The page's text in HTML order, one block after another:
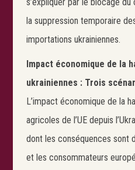
s’expliquer par le blocage
la suppression temporaire
importations ukrainiennes.
Impact économique de la
ukrainiennes : Trois
L’impact économique de la
agricoles de l’UE depuis
dont les conséquences sont
et les consommateurs